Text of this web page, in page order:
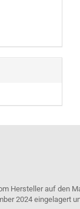
Hersteller auf den
2024 eingelagert